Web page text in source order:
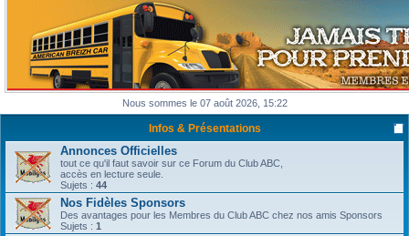
Nous sommes le 07 août 2026, 15:22
Infos & Présentations
Annonces Officielles
tout ce qu'il faut savoir sur ce Forum du Club ABC,
accès en lecture seule.
Sujets : 44
Nos Fidèles Sponsors
Des avantages pour les Membres du Club ABC chez nos amis Sponsors
Sujets : 1